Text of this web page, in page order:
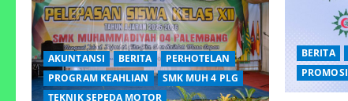
AKUNTANSI BERITA
PERHOTELAN
PROGRAM KEAHLIAN
SMK MUH 4 PLG
TEKNIK SEPEDA MOTOR
BERITA
PROMOSI